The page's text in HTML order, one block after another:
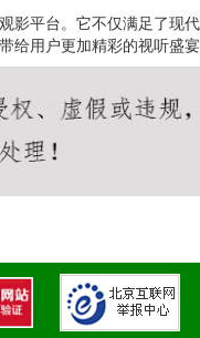
影平台。它不仅满足了现
用户更加精彩的视听盛宴